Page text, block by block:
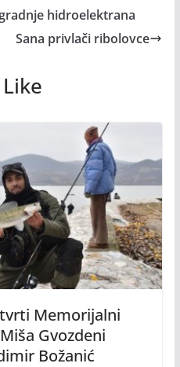
hidroelektrana
Sana privlači ribolovce
Memorijalni
Gvozdeni
Božanić